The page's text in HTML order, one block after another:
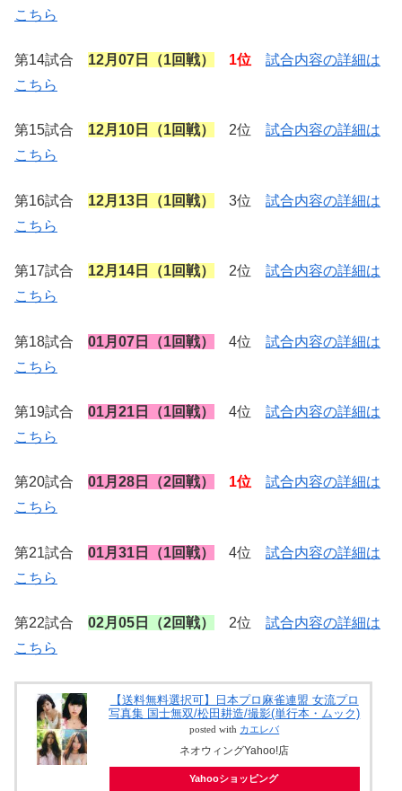
こちら
第14試合 12月07日（1回戦） 1位
試合内容の詳細は
こちら
第15試合 12月10日（1回戦） 2位 試合内容の詳細は
こちら
第16試合 12月13日（1回戦） 3位
試合内容の詳細は
こちら
第17試合 12月14日（1回戦） 2位 試合内容の詳細は
こちら
第18試合 01月07日（1回戦） 4位 試合内容の詳細は
こちら
第19試合 01月21日（1回戦） 4位 試合内容の詳細は
こちら
第20試合 01月28日（2回戦） 1位
試合内容の詳細は
こちら
第21試合 01月31日（1回戦） 4位 試合内容の詳細は
こちら
第22試合 02月05日（2回戦） 2位 試合内容の詳細は
こちら
【送料無料選択可】日本プロ麻雀連盟 女流プロ
写真集 国士無双/松田耕造/撮影(単行本・ムック)
posted with カエレバ
ネオウィングYahoo!店
Yahooショッピング